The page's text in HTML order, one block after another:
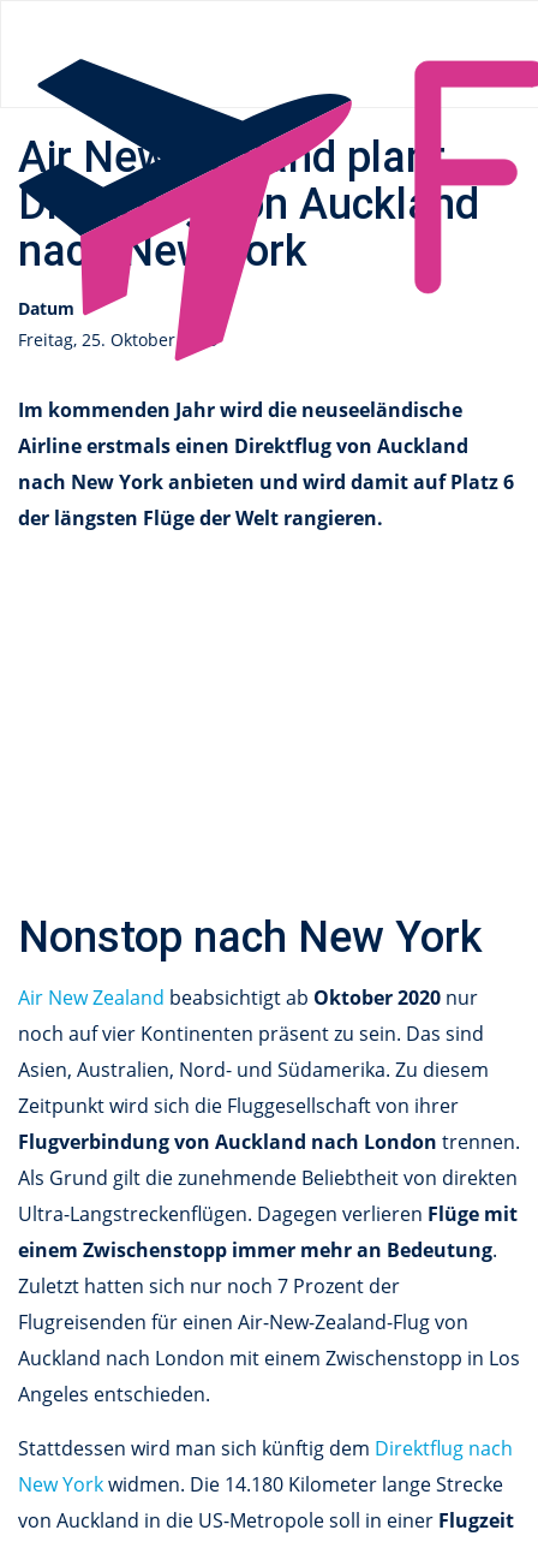
Air New Zealand plant
Direktflug von Auckland
nach New York
Datum
Freitag, 25. Oktober 2019
Im kommenden Jahr wird die neuseeländische
Airline erstmals einen Direktflug von Auckland
nach New York anbieten und wird damit auf Platz 6
der längsten Flüge der Welt rangieren.
Nonstop nach New York
Air New Zealand beabsichtigt ab Oktober 2020 nur
noch auf vier Kontinenten präsent zu sein. Das sind
Asien, Australien, Nord- und Südamerika. Zu diesem
Zeitpunkt wird sich die Fluggesellschaft von ihrer
Flugverbindung von Auckland nach London trennen.
Als Grund gilt die zunehmende Beliebtheit von direkten
Ultra-Langstreckenflügen. Dagegen verlieren Flüge mit
einem Zwischenstopp immer mehr an Bedeutung.
Zuletzt hatten sich nur noch 7 Prozent der
Flugreisenden für einen Air-New-Zealand-Flug von
Auckland nach London mit einem Zwischenstopp in Los
Angeles entschieden.
Stattdessen wird man sich künftig dem Direktflug nach
New Yorkwidmen. Die 14.180 Kilometer lange Strecke
von Auckland in die US-Metropole soll in einer Flugzeit